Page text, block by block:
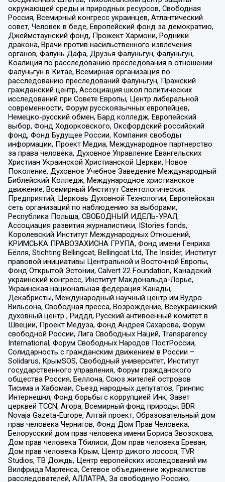
окружающей среды и природных ресурсов, Свободная
Россия, Всемирный конгресс украинцев, Атлантический
совет, Человек в беде, Европейский фонд за демократию,
Джеймстаунский фонд, Прожект Хармони, Родники
дракона, Врачи против насильственного извлечения
органов, Фалунь Дафа, Друзья Фалуньгун, Фалуньгун,
Коалиция по расследованию преследования в отношении
Фалуньгун в Китае, Всемирная организация по
расследованию преследований Фалуньгун, Пражский
гражданский центр, Ассоциация школ политических
исследований при Совете Европы, Центр либеральной
современности, Форум русскоязычных европейцев,
Немецко-русский обмен, Бард колледж, Европейский
выбор, Фонд Ходорковского, Оксфордский российский
фонд, Фонд Будущее России, Компания свободы
информации, Проект Медиа, Международное партнерство
за права человека, Духовное Управление Евангельских
Христиан Украинской Христианской Церкви, Новое
Поколение, Духовное Учебное Заведение Международный
Библейский Колледж, Международное христианское
движение, Всемирный Институт Саентологических
Предприятий, Церковь Духовной Технологии, Европейская
сеть организаций по наблюдению за выборами,
Республика Польша, СВОБОДНЫЙ ИДЕЛЬ-УРАЛ,
Ассоциация развития журналистики, IStories fonds,
Королевский Институт Международных Отношений,
КРИМСЬКА ПРАВОЗАХИСНА ГРУПА, Фонд имени Генриха
Бёлля, Stichting Bellingcat, Bellingcat Ltd, The Insider, Институт
правовой инициативы Центральной и Восточной Европы,
Фонд Открытой Эстонии, Calvert 22 Foundation, Канадский
украинский конгресс, Институт Макдональда-Лорье,
Украинская национальная федерация Канады,
Декабристы, Международный научный центр им Вудро
Вильсона, Свободная пресса, Возрождение, Всеукраинский
духовный центр , Риддл, Русский антивоенный комитет в
Швеции, Проект Медуза, Фонд Андрея Сахарова, Форум
свободной России, Лига Свободных Наций, Transparеncy
International, Форум Свободных Народов ПостРоссии,
Солидарность с гражданским движением в России –
Solidarus, КрымSOS, Свободный университет, Институт
государственного управления, Форум гражданского
общества Россия, Беллона, Союз жителей островов
Тисима и Хабомаи, Съезд народных депутатов, Гринпис
Интернешнл, Фонд борьбы с коррупцией Инк, Завет
церквей TCCN, Агора, Всемирный фонд природы, BDR
Novaja Gazeta-Europe, Алтай проект, Образовательный дом
прав человека Чернигов, Фонд Дом Прав Человека,
Белорусский дом прав человека имени Бориса Звозскова,
Дом прав человека Тбилиси, Дом прав человека Ереван,
Дом прав человека Крым, Центр дикого лосося, TVR
Studios, ТВ Дождь, Центр европейских исследований им
Вилфрида Мартенса, Сетевое объединение журналистов
расследователей, АЛЛАТРА, За свободную Россию,